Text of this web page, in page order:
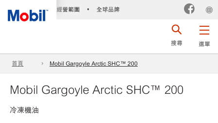
經營範圍 • 全球品牌
選單
搜尋
首頁 Mobil Gargoyle Arctic SHC™ 200
Mobil Gargoyle Arctic SHC™ 200
冷凍機油